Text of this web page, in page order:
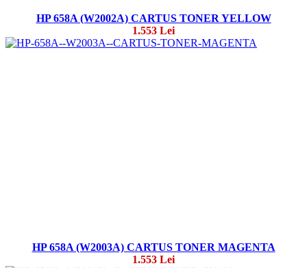
HP 658A (W2002A) CARTUS TONER YELLOW
1.553 Lei
HP 658A (W2003A) CARTUS TONER MAGENTA
1.553 Lei